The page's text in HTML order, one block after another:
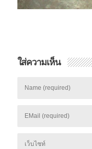
ใส่ความเห็น